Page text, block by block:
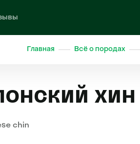
Главная Всё о породах
хин
chin